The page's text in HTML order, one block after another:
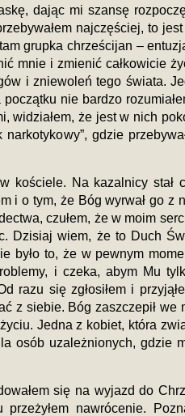
dając mi szansę
najczęściej, to
grupka chrześcijan –
mnie i zmienić całkowicie
i zniewoleń tego świata.
nie bardzo
widziałem, że jest w nich
gdzie
kościele. Na kazalnicy stał
i o tym, że Bóg wyrwał go z
czułem, że w moim
Dzisiaj wiem, że to Duch
było to, że w pewnym
i czeka, abym Mu
razu się zgłosiłem i
z siebie. Bóg zaszczepił
Jedna z kobiet, która
osób uzależnionych, gdzie
się na wyjazd do
nawrócenie.